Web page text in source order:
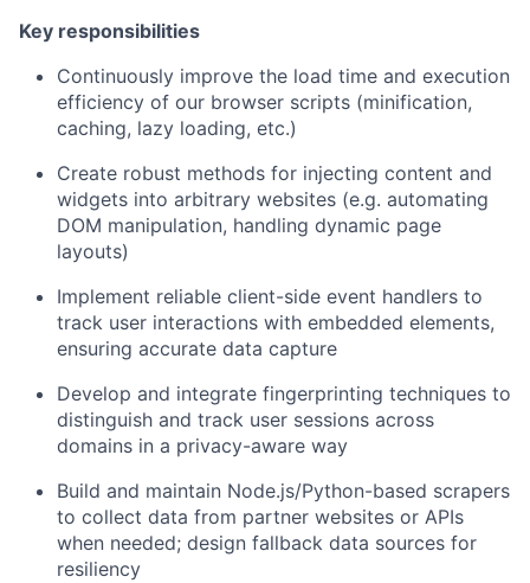
Key responsibilities
Continuously improve the load time and execution
efficiency of our browser scripts (minification,
caching, lazy loading, etc.)
Create robust methods for injecting content and
widgets into arbitrary websites (e.g. automating
DOM manipulation, handling dynamic page
layouts)
Implement reliable client-side event handlers to
track user interactions with embedded elements,
ensuring accurate data capture
Develop and integrate fingerprinting techniques to
distinguish and track user sessions across
domains in a privacy-aware way
Build and maintain Node.js/Python-based scrapers
to collect data from partner websites or APIs
when needed; design fallback data sources for
resiliency